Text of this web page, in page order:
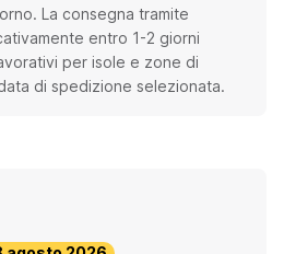
La consegna tramite
entro 1-2 giorni
per isole e zone di
di spedizione selezionata.